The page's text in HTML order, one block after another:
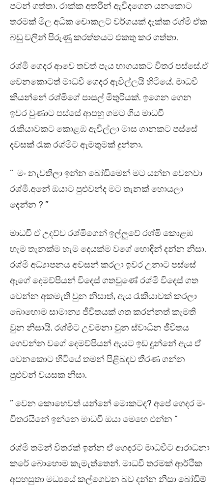
පටන් ගත්තා. රාක්ක අතරින් ඇවිදගෙන යනකොට
තරමක් මිල අධික චොකලට් වර්ගයක් දැක්ක රශ්මි ඒක
බඩු වලින් පිරුණු කරත්තයට එකතු කර ගත්තා.
රශ්මි ගෙදර ආවෙ තවත් පැය භාගයකට විතර පස්සේ.ඒ
වෙනකොටත් මාධවී ගෙදර ඇවිල්ලයි හිටියේ. මාධවී
කියන්නේ රශ්මිගේ පාසල් මිතුරියක්. ඉගෙන ගෙන
ඉවර වුණාට පස්සේ ආපහු ගමට ගිය මාධවී
රැකියාවකට කොළඹ ඇවිල්ලා මාස ගානකට පස්සේ
දවසක් රෑක රශ්මිට ඇමතුමක් දුන්නා.
” මං නැවතිලා ඉන්න බෝඩිමෙන් මට යන්න වෙනවා
රශ්මි.අනේ ඔයාට පුළුවන්ද මට තැනක් හොයලා
දෙන්න ? ”
මාධවී ඒ උදව්ව රශ්මිගෙන් ඉල්ලුවේ රශ්මි කොළඹ
හැම තැනක්ම හැම දෙයක්ම වගේ හොඳින් දන්න නිසා.
රශ්මි අධ්‍යාපනය අවසන් කරලා ඉවර උනාට පස්සේ
ඇගේ දෙමව්පියන් විදෙස් ගතවුණේ රශ්මි විදෙස් ගත
වෙන්න අකමැති වුන නිසාත්, ඇය රැකියාවක් කරලා
බොහොම සාමාන්‍ය ජීවිතයක් ගත කරන්නත් කැමති
වුන නිසායි. රශ්මිට උවමනා වුන ස්වාධීන ජීවිතය
ගෙවන්න වගේ දෙමව්පියන් ඇයට ඉඩ දුන්නේ ඇය ඒ
වෙනකොට හිටියේ තමන් පිළිබඳව තීරණ ගන්න
පුළුවන් වයසක නිසා.
” වෙන කොහෙවත් යන්නේ මොකටද? අපේ ගෙදර මං
විතරයිනේ ඉන්නෙ මාධවී ඔයා මෙහෙ එන්න ”
රශ්මි තමන් විතරක් ඉන්න ඒ ගෙදරට මාධවීට ආරාධනා
කරේ බොහොම කැමැත්තෙන්. මාධවී තරමක් ආර්ථික
අපහසුතා මධ්‍යයේ කල්ගෙවන බව දන්න නිසා බෝඩිම්